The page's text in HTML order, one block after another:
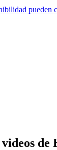
pueden
de